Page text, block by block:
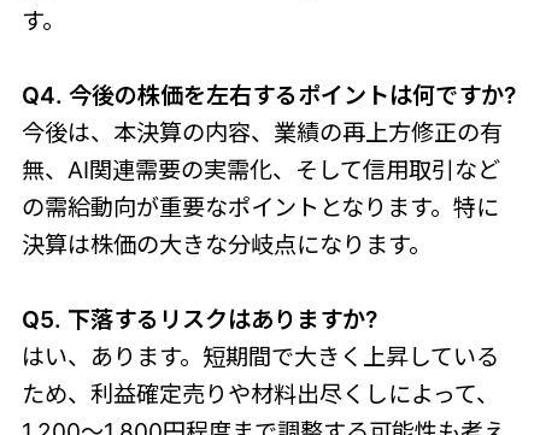
す。
Q4. 今後の株価を左右するポイントは何ですか?
今後は、本決算の内容、業績の再上方修正の有
無、AI関連需要の実需化、そして信用取引など
の需給動向が重要なポイントとなります。特に
決算は株価の大きな分岐点になります。
Q5. 下落するリスクはありますか?
はい、あります。短期間で大きく上昇している
ため、利益確定売りや材料出尽くしによって、